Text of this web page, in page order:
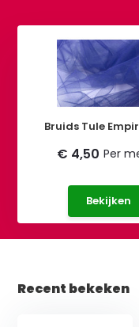
Bruids Tule
€ 4,50 Per
Bekijken
Recent bekeken